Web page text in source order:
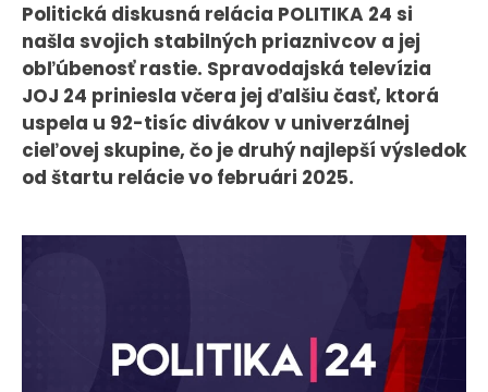
Tím
Kariéra
PRESS
Tlačové správy
VEREJNÉ VYSIELANIE MS 2026
Politická diskusná relácia POLITIKA 24 si
našla svojich stabilných priaznivcov a jej
obľúbenosť rastie. Spravodajská televízia
JOJ 24 priniesla včera jej ďalšiu časť, ktorá
uspela u 92-tisíc divákov v univerzálnej
cieľovej skupine, čo je druhý najlepší výsledok
od štartu relácie vo februári 2025.